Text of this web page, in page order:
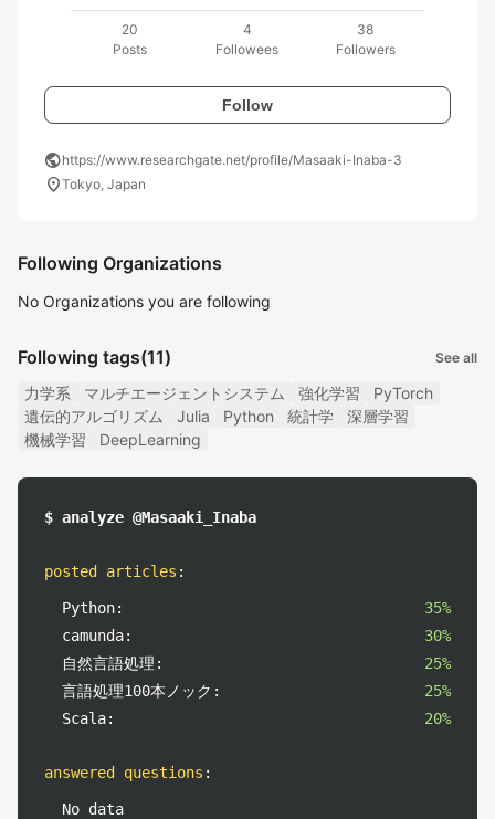
20
Posts
4
Followees
38
Followers
Follow
publichttps://www.researchgate.net/profile/Masaaki-Inaba-3
location_onTokyo, Japan
Following Organizations
No Organizations you are following
Following tags(11) See all
力学系 マルチエージェントシステム 強化学習
PyTorch
遺伝的アルゴリズム
Julia Python 統計学
深層学習
機械学習
DeepLearning
$ analyze @Masaaki_Inaba
posted articles :
Python:
35%
camunda:
30%
自然言語処理:
25%
言語処理100本ノック:
25%
Scala:
20%
answered questions :
No data